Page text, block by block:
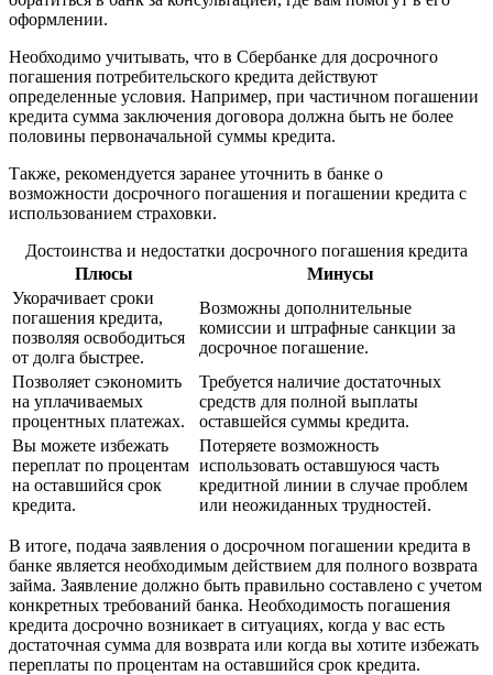
оформлении.
Необходимо учитывать, что в Сбербанке для досрочного
погашения потребительского кредита действуют
определенные условия. Например, при частичном погашении
кредита сумма заключения договора должна быть не более
половины первоначальной суммы кредита.
Также, рекомендуется заранее уточнить в банке о
возможности досрочного погашения и погашении кредита с
использованием страховки.
Достоинства и недостатки досрочного погашения кредита
Плюсы
Минусы
Укорачивает сроки
погашения кредита,
позволяя освободиться
от долга быстрее.
Возможны дополнительные
комиссии и штрафные санкции за
досрочное погашение.
Позволяет сэкономить
на уплачиваемых
процентных платежах.
Требуется наличие достаточных
средств для полной выплаты
оставшейся суммы кредита.
Вы можете избежать
переплат по процентам
на оставшийся срок
кредита.
Потеряете возможность
использовать оставшуюся часть
кредитной линии в случае проблем
или неожиданных трудностей.
В итоге, подача заявления о досрочном погашении кредита в
банке является необходимым действием для полного возврата
займа. Заявление должно быть правильно составлено с учетом
конкретных требований банка. Необходимость погашения
кредита досрочно возникает в ситуациях, когда у вас есть
достаточная сумма для возврата или когда вы хотите избежать
переплаты по процентам на оставшийся срок кредита.